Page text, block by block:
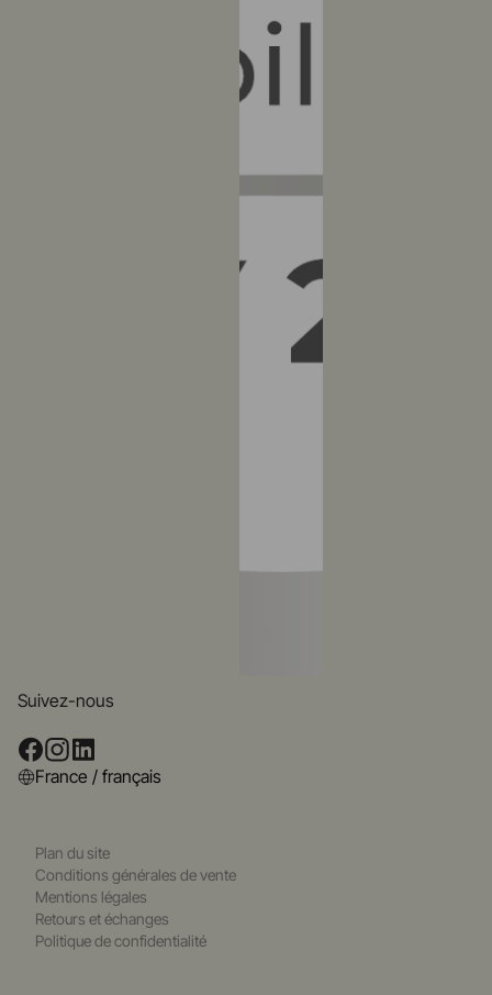
Suivez-nous
France / français
Plan du site
Conditions générales de vente
Mentions légales
Retours et échanges
Politique de confidentialité